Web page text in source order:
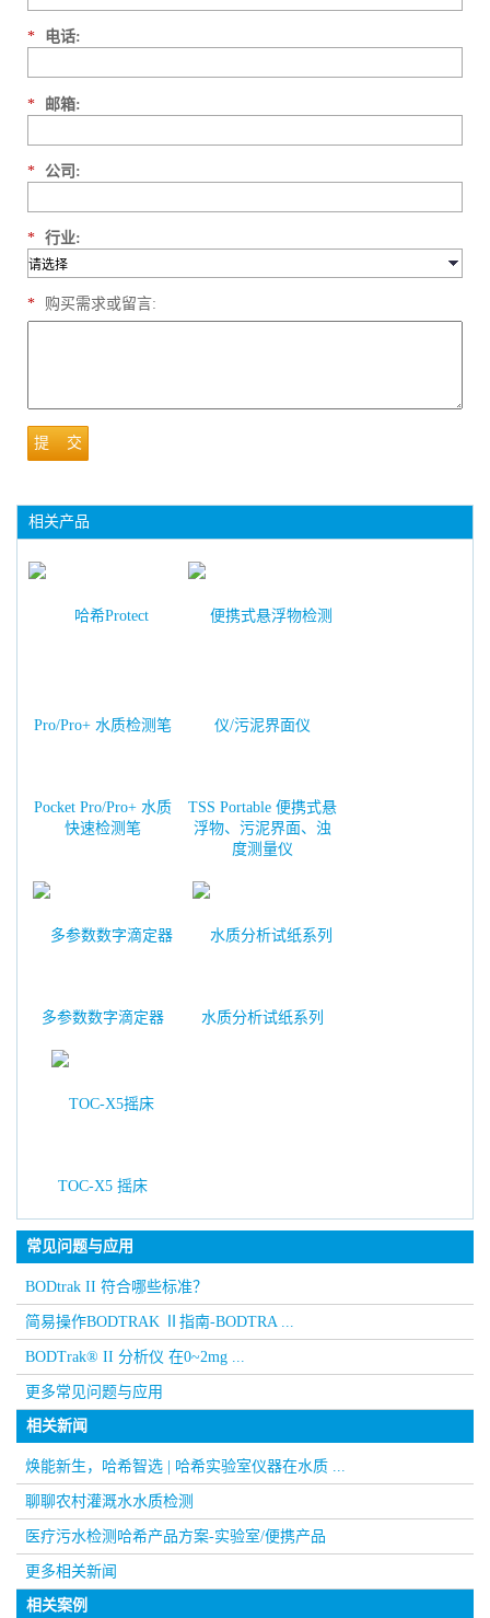
* 电话:
* 邮箱:
* 公司:
* 行业:
* 购买需求或留言:
提 交
相关产品
Pocket Pro/Pro+ 水质
快速检测笔
TSS Portable 便携式悬
浮物、污泥界面、浊
度测量仪
多参数数字滴定器 水质分析试纸系列
TOC-X5 摇床
常见问题与应用
BODtrak II 符合哪些标准？
简易操作BODTRAK Ⅱ指南-BODTRA ...
BODTrak® II 分析仪 在0~2mg ...
更多常见问题与应用
相关新闻
焕能新生，哈希智选 | 哈希实验室仪器在水质 ...
聊聊农村灌溉水水质检测
医疗污水检测哈希产品方案-实验室/便携产品
更多相关新闻
相关案例